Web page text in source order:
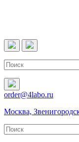
order@4labo.ru
Москва,